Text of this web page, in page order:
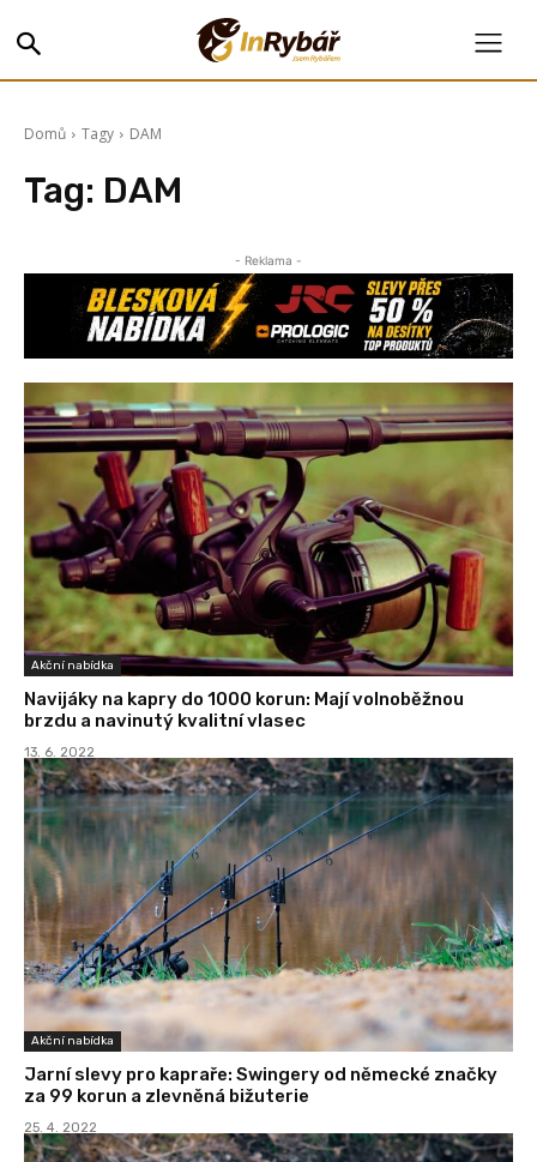
Domů Tagy DAM
Tag: DAM
- Reklama -
Akční nabídka
Navijáky na kapry do 1000 korun: Mají volnoběžnou
brzdu a navinutý kvalitní vlasec
13. 6. 2022
Akční nabídka
Jarní slevy pro kapraře: Swingery od německé značky
za 99 korun a zlevněná bižuterie
25. 4. 2022